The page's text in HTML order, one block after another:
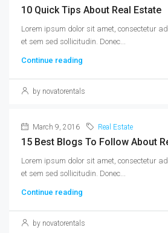
10 Quick Tips About Real Estate
Lorem ipsum dolor sit amet, consectetur
et sem sed sollicitudin. Donec...
Continue reading
by novatorentals
March 9, 2016 Real Estate
15 Best Blogs To Follow About
Lorem ipsum dolor sit amet, consectetur
et sem sed sollicitudin. Donec...
Continue reading
by novatorentals